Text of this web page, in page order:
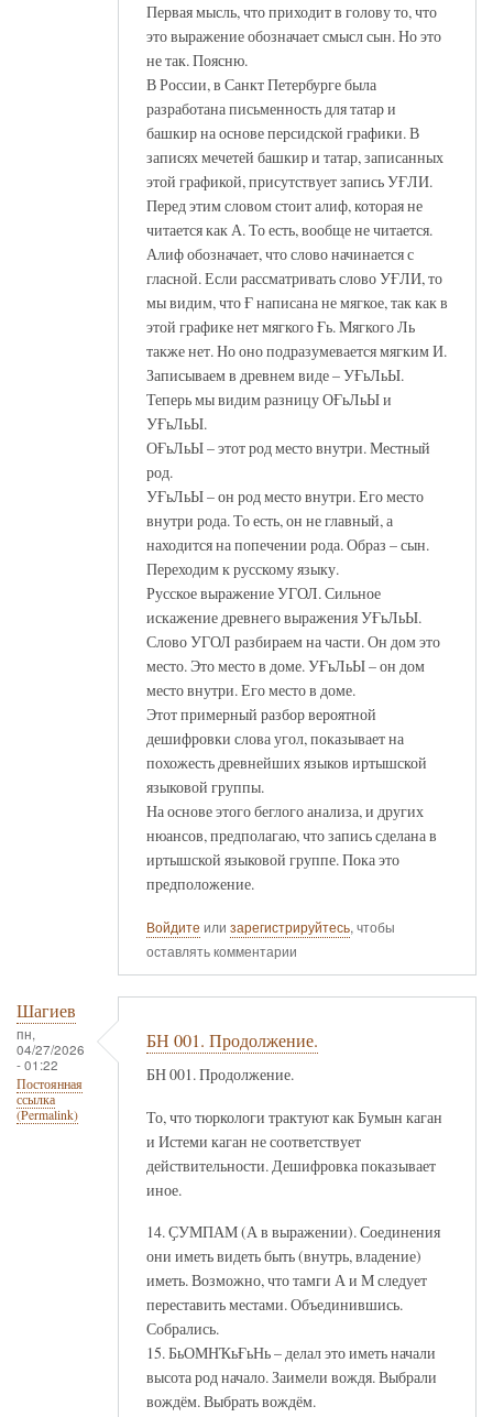
Первая мысль, что приходит в голову то, что
это выражение обозначает смысл сын. Но это
не так. Поясню.
В России, в Санкт Петербурге была
разработана письменность для татар и
башкир на основе персидской графики. В
записях мечетей башкир и татар, записанных
этой графикой, присутствует запись УҒЛИ.
Перед этим словом стоит алиф, которая не
читается как А. То есть, вообще не читается.
Алиф обозначает, что слово начинается с
гласной. Если рассматривать слово УҒЛИ, то
мы видим, что Ғ написана не мягкое, так как в
этой графике нет мягкого Ғь. Мягкого Ль
также нет. Но оно подразумевается мягким И.
Записываем в древнем виде – УҒьЛьЫ.
Теперь мы видим разницу ОҒьЛьЫ и
УҒьЛьЫ.
ОҒьЛьЫ – этот род место внутри. Местный
род.
УҒьЛьЫ – он род место внутри. Его место
внутри рода. То есть, он не главный, а
находится на попечении рода. Образ – сын.
Переходим к русскому языку.
Русское выражение УГОЛ. Сильное
искажение древнего выражения УҒьЛьЫ.
Слово УГОЛ разбираем на части. Он дом это
место. Это место в доме. УҒьЛьЫ – он дом
место внутри. Его место в доме.
Этот примерный разбор вероятной
дешифровки слова угол, показывает на
похожесть древнейших языков иртышской
языковой группы.
На основе этого беглого анализа, и других
нюансов, предполагаю, что запись сделана в
иртышской языковой группе. Пока это
предположение.
Войдите или зарегистрируйтесь, чтобы
оставлять комментарии
Шагиев
пн,
04/27/2026
- 01:22
Постоянная
ссылка
(Permalink)
БН 001. Продолжение.
БН 001. Продолжение.
То, что тюркологи трактуют как Бумын каган
и Истеми каган не соответствует
действительности. Дешифровка показывает
иное.
14. ҪУМПАМ (А в выражении). Соединения
они иметь видеть быть (внутрь, владение)
иметь. Возможно, что тамги А и М следует
переставить местами. Объединившись.
Собрались.
15. БьОМНҠьҒьНь – делал это иметь начали
высота род начало. Заимели вождя. Выбрали
вождём. Выбрать вождём.